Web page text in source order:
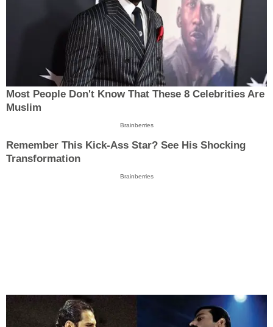
Most People Don't Know That These 8 Celebrities Are
Muslim
Brainberries
Remember This Kick-Ass Star? See His Shocking
Transformation
Brainberries